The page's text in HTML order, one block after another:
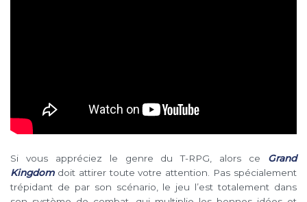
Si vous appréciez le genre du T-RPG, alors ce Grand
Kingdomdoit attirer toute votre attention. Pas spécialement
trépidant de par son scénario, le jeu l’est totalement dans